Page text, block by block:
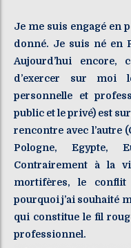
Je me suis engagé en
donné. Je suis né en
Aujourd’hui encore,
d’exercer sur moi
personnelle et
public et le privé) est
rencontre avec l’autre
Pologne, Egypte,
Contrairement à la
mortifères, le conflit
pourquoi j’ai souhaité
qui constitue le fil
professionnel.